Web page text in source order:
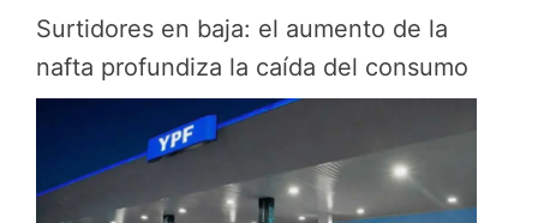
Surtidores en baja: el aumento de la
nafta profundiza la caída del consumo